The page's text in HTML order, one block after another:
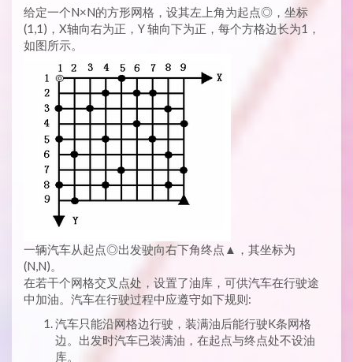
给定一个N×N的方形网格，设其左上角为起点◎，坐标
(1,1)，X轴向右为正，Y 轴向下为正，每个方格边长为1，
如图所示。
一辆汽车从起点◎出发驶向右下角终点▲，其坐标为
(N,N)。
在若干个网格交叉点处，设置了油库，可供汽车在行驶途
中加油。汽车在行驶过程中应遵守如下规则:
汽车只能沿网格边行驶，装满油后能行驶K条网格
边。出发时汽车已装满油，在起点与终点处不设油
库。